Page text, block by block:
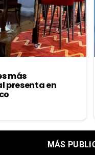
más
presenta en
MÁS